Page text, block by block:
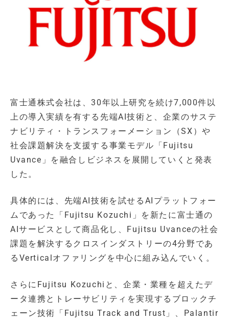
富士通株式会社は、30年以上研究を続け7,000件以
上の導入実績を有する先端AI技術と、企業のサステ
ナビリティ・トランスフォーメーション（SX）や
社会課題解決を支援する事業モデル「Fujitsu
Uvance」を融合しビジネスを展開していくと発表
した。
具体的には、先端AI技術を試せるAIプラットフォー
ムであった「Fujitsu Kozuchi」を新たに富士通の
AIサービスとして商品化し、Fujitsu Uvanceの社会
課題を解決するクロスインダストリーの4分野であ
るVerticalオファリングを中心に組み込んでいく。
さらにFujitsu Kozuchiと、企業・業種を超えたデ
ータ連携とトレーサビリティを実現するブロックチ
ェーン技術「Fujitsu Track and Trust」、Palantir